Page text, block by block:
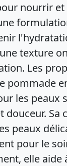
nourrir
texture
Les
pommade
les peaux
douceur. Sa
peaux
pour le
elle aide